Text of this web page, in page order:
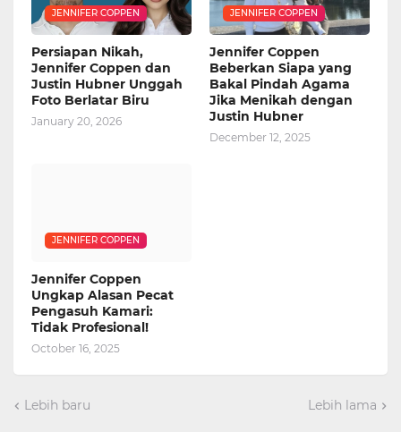
JENNIFER COPPEN
Persiapan Nikah,
Jennifer Coppen dan
Justin Hubner Unggah
Foto Berlatar Biru
January 20, 2026
JENNIFER COPPEN
Jennifer Coppen
Beberkan Siapa yang
Bakal Pindah Agama
Jika Menikah dengan
Justin Hubner
December 12, 2025
JENNIFER COPPEN
Jennifer Coppen
Ungkap Alasan Pecat
Pengasuh Kamari:
Tidak Profesional!
October 16, 2025
Lebih baru Lebih lama